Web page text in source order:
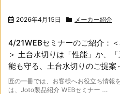
2026年4月15日 メーカー紹介
4/21WEBセミナーのご紹介：
＞ 土台水切りは「性能」か、
能も守る、土台水切りのご提案
匠の一冊では、お客様へお役立ち情報
は、Joto製品紹介 WEBセミナー ...